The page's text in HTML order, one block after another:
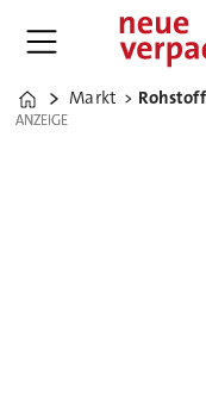
Home
Markt
ANZEIGE
ANZEIGE